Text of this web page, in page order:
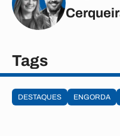
Tags
DESTAQUES ENGORDA